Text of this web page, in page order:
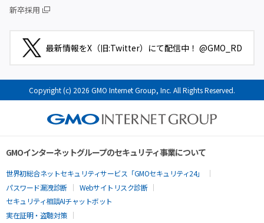
新卒採用
最新情報をX（旧:Twitter）にて配信中！ @GMO_RD
Copyright (c) 2026 GMO Internet Group, Inc. All Rights Reserved.
GMOインターネットグループのセキュリティ事業について
世界初総合ネットセキュリティサービス「GMOセキュリティ24」
パスワード漏洩診断
Webサイトリスク診断
セキュリティ相談AIチャットボット
実在証明・盗聴対策